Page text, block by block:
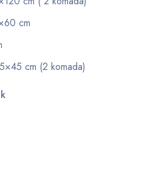
cm
cm (2 komada)